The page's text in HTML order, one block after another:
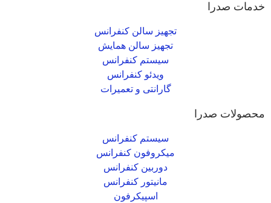
خدمات صدرا
تجهیز سالن کنفرانس
تجهیز سالن همایش
سیستم کنفرانس
ویدئو کنفرانس
گارانتی و تعمیرات
محصولات صدرا
سیستم کنفرانس
میکروفون کنفرانس
دوربین کنفرانس
مانیتور کنفرانس
اسپیکرفون